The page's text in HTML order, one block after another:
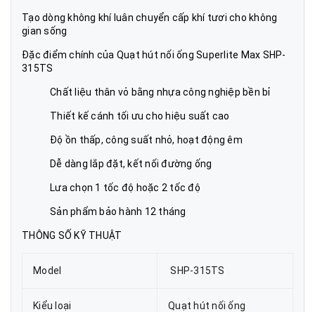
Tạo dòng không khí luân chuyển cấp khí tươi cho không
gian sống
Đặc điểm chính của Quạt hút nối ống Superlite Max SHP-
315TS
Chất liệu thân vỏ bằng nhựa công nghiệp bền bỉ
Thiết kế cánh tối ưu cho hiệu suất cao
Độ ồn thấp, công suất nhỏ, hoạt động êm
Dễ dàng lắp đặt, kết nối đường ống
Lưa chọn 1 tốc độ hoặc 2 tốc độ
Sản phẩm bảo hành 12 tháng
THÔNG SỐ KỸ THUẬT
Model SHP-315TS
Kiểu loại Quạt hút nối ống